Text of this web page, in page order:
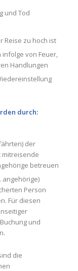
und Tod
Reise zu hoch ist
infolge von Feuer,
Handlungen
durch:
der
mitreisende
betreuen
angehörige)
Person
Für diesen
und
die